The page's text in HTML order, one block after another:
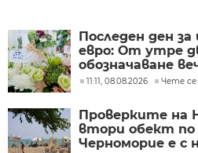
Последен ден
евро: От утре
обозначаване
задължително
11:11, 08.08.2026 Чете се
Проверките на
втори обект
Черноморие е с